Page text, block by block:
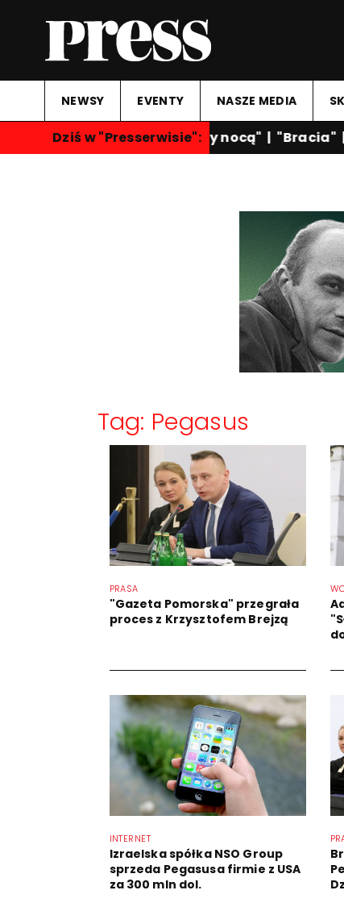
NEWSY EVENTY NASZE MEDIA
Dziś w "Presserwisie":
"Rozmowy nocą"| "Bracia"|
Tag: Pegasus
PRASA
"Gazeta Pomorska" przegrała
proces z Krzysztofem Brejzą
INTERNET
Izraelska spółka NSO Group
sprzeda Pegasusa firmie z USA
za 300 mln dol.